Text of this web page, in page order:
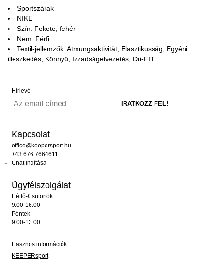
Sportszárak
NIKE
Szín: Fekete, fehér
Nem: Férfi
Textil-jellemzők: Atmungsaktivität, Elasztikusság, Egyéni
illeszkedés, Könnyű, Izzadságelvezetés, Dri-FIT
Hírlevél
Kapcsolat
office@keepersport.hu
+43 676 7664611
Chat indítása
Ügyfélszolgálat
Hétfő-Csütörtök
9:00-16:00
Péntek
9:00-13:00
Hasznos információk
KEEPERsport